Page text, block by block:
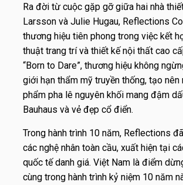
Ra đời từ cuộc gặp gỡ giữa hai nhà
Larsson và Julie Hugau, Reflections
thương hiệu tiên phong trong việc kết
thuật trang trí và thiết kế nội thất cao
“Born to Dare”, thương hiệu không
giới hạn thẩm mỹ truyền thống, tạo nên
phẩm pha lê nguyên khối mang đậm
Bauhaus và vẻ đẹp cổ điển.
Trong hành trình 10 năm, Reflections
các nghệ nhân toàn cầu, xuất hiện tại
quốc tế danh giá. Việt Nam là điểm
cùng trong hành trình kỷ niệm 10 năm